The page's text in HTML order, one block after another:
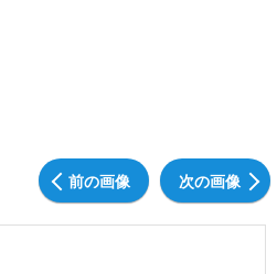
前の画像 次の画像